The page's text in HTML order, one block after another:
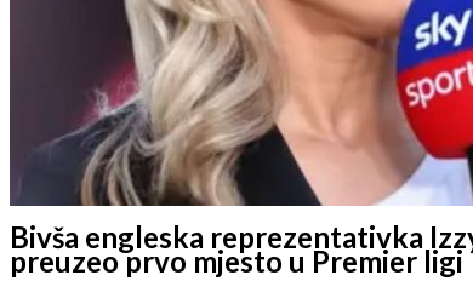
Bivša engleska reprezentativka
preuzeo prvo mjesto u Premier ligi